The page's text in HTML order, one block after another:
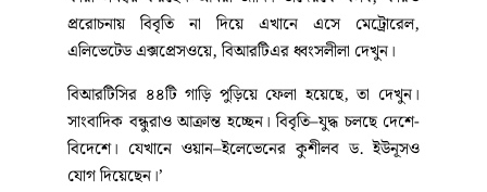
প্ররোচনায় বিবৃতি না দিয়ে এখানে এসে মেট্রোরেল,
এলিভেটেড এক্সপ্রেসওয়ে, বিআরটিএর ধ্বংসলীলা দেখুন।
বিআরটিসির ৪৪টি গাড়ি পুড়িয়ে ফেলা হয়েছে, তা দেখুন।
সাংবাদিক বন্ধুরাও আক্রান্ত হচ্ছেন। বিবৃতি–যুদ্ধ চলছে দেশে-
বিদেশে। যেখানে ওয়ান–ইলেভেনের কুশীলব ড. ইউনূসও
যোগ দিয়েছেন।’